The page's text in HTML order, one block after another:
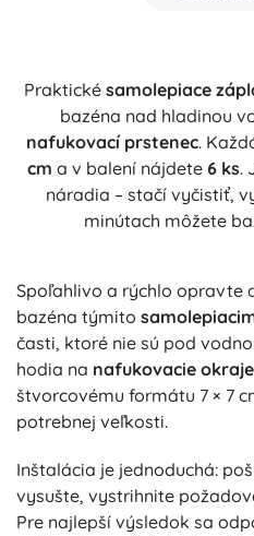
Praktické samolepiace
bazéna nad hladinou
nafukovací prstenec.
cm a v balení nájdete 6 ks.
náradia – stačí vyčistiť,
minútach môžete
Spoľahlivo a rýchlo opravte
bazéna týmito
časti, ktoré nie sú pod
hodia na nafukovacie
štvorcovému formátu 7 × 7
potrebnej veľkosti.
Inštalácia je jednoduchá:
vysušte, vystrihnite
Pre najlepší výsledok sa